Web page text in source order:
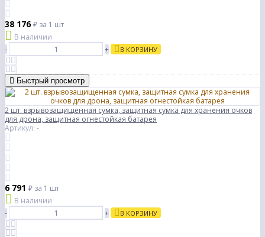
38 176₽ за 1 шт
В наличии
-
+ В КОРЗИНУ
Быстрый просмотр
2 шт. взрывозащищенная сумка, защитная сумка для хранения очков
для дрона, защитная огнестойкая батарея
Артикул: -
6 791 ₽ за 1 шт
В наличии
-
+ В КОРЗИНУ